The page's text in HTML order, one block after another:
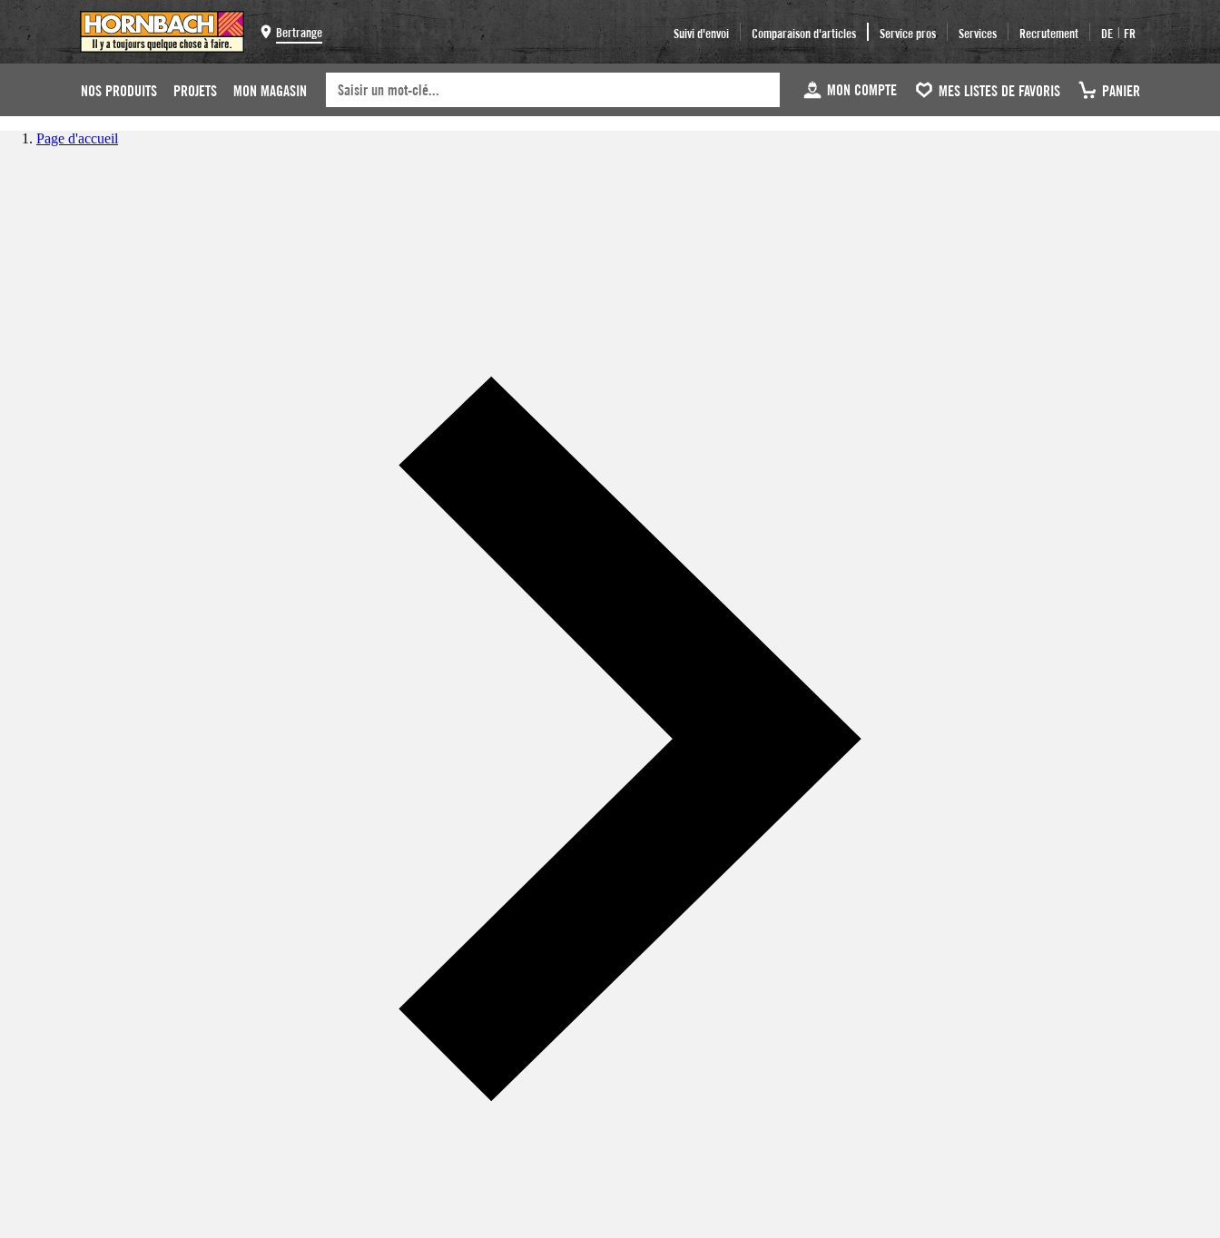
Bertrange Suivi d'envoi Comparaison d'articles Service pros Services Recrutement DE | FR
NOS PRODUITS PROJETS MON MAGASIN MON COMPTE MES LISTES DE FAVORIS PANIER
Page d'accueil